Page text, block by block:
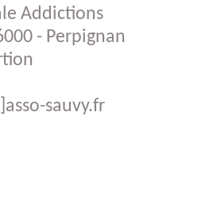
d'emploi
Addictions
- Perpignan
sauvy.fr